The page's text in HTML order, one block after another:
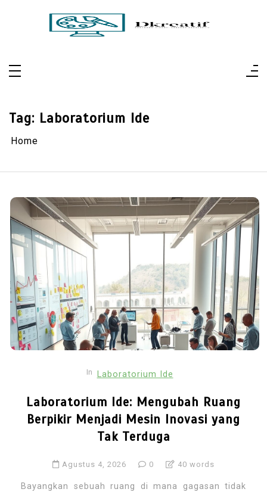
Dkreatif
Tag: Laboratorium Ide
Home
In Laboratorium Ide
Laboratorium Ide: Mengubah Ruang
Berpikir Menjadi Mesin Inovasi yang
Tak Terduga
Agustus 4, 2026 0 40 words
Bayangkan sebuah ruang di mana gagasan tidak